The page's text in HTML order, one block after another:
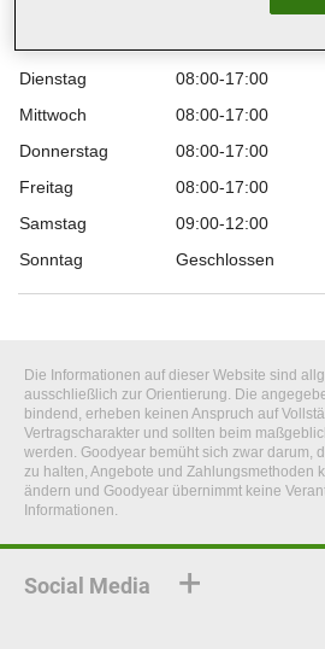
Dienstag
08:00-17:00
Mittwoch
08:00-17:00
Donnerstag
08:00-17:00
Freitag
08:00-17:00
Samstag
09:00-12:00
Sonntag
Geschlossen
Die Informationen auf dieser Website sind
ausschließlich zur Orientierung. Die
bindend, erheben keinen Anspruch auf
Vertragscharakter und sollten beim
werden. Goodyear bemüht sich zwar darum,
zu halten, Angebote und Zahlungsmethoden
ändern und Goodyear übernimmt keine
Informationen.
Social Media